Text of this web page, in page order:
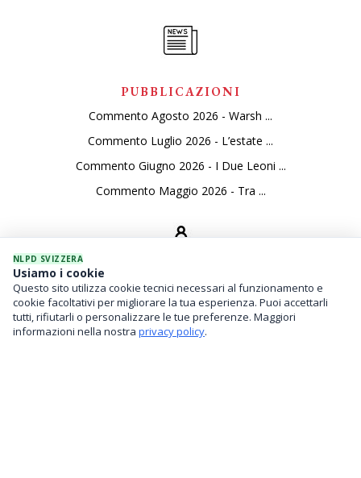
PUBBLICAZIONI
Commento Agosto 2026 - Warsh ...
Commento Luglio 2026 - L’estate ...
Commento Giugno 2026 - I Due Leoni ...
Commento Maggio 2026 - Tra ...
SERVIZI
Gestione Di Patrimoni
NLPD SVIZZERA
Usiamo i cookie
Questo sito utilizza cookie tecnici necessari al funzionamento e
cookie facoltativi per migliorare la tua esperienza. Puoi accettarli
tutti, rifiutarli o personalizzare le tue preferenze. Maggiori
informazioni nella nostra privacy policy.